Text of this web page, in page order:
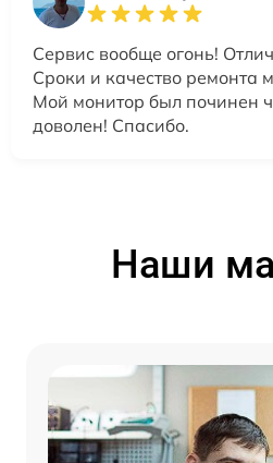
Сервис вообще огонь!
Сроки и качество ремонта
Мой монитор был починен
доволен! Спасибо.
Наши